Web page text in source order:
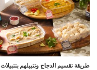
طريقة تقسيم الدجاج وتتبيلهم بتتبيلات